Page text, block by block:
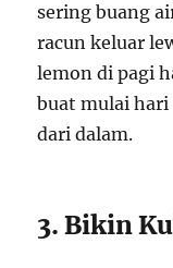
sering buang
racun keluar
lemon di pagi
buat mulai
dari dalam.
3. Bikin